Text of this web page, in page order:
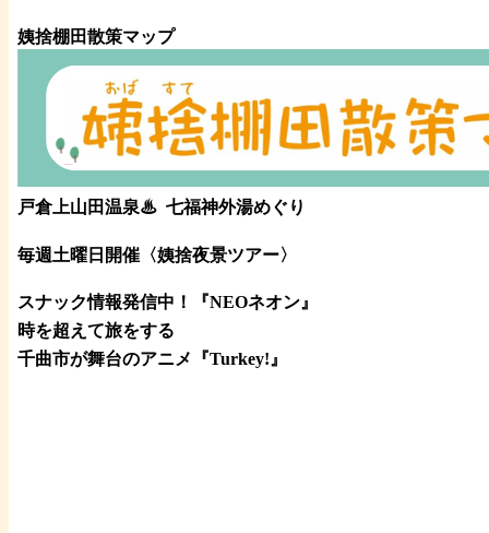
姨捨棚田散策マップ
戸倉上山田温泉♨ 七福神外湯めぐり
毎週土曜日開催〈姨捨夜景ツアー〉
スナック情報発信中！『NEOネオン』
時を超えて旅をする
千曲市が舞台のアニメ『Turkey!』